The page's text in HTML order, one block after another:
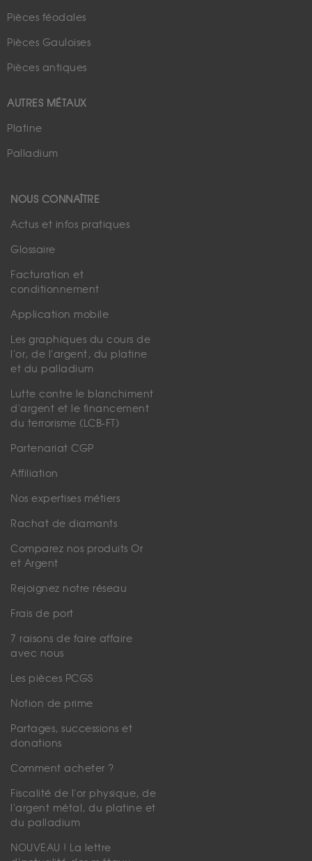
Pièces féodales
Pièces Gauloises
Pièces antiques
AUTRES MÉTAUX
Platine
Palladium
NOUS CONNAÎTRE
Actus et infos pratiques
Glossaire
Facturation et
conditionnement
Application mobile
Les graphiques du cours de
l'or, de l'argent, du platine
et du palladium
Lutte contre le blanchiment
d'argent et le financement
du terrorisme (LCB-FT)
Partenariat CGP
Affiliation
Nos expertises métiers
Rachat de diamants
Comparez nos produits Or
et Argent
Rejoignez notre réseau
Frais de port
7 raisons de faire affaire
avec nous
Les pièces PCGS
Notion de prime
Partages, successions et
donations
Comment acheter ?
Fiscalité de l'or physique, de
l'argent métal, du platine et
du palladium
NOUVEAU ! La lettre